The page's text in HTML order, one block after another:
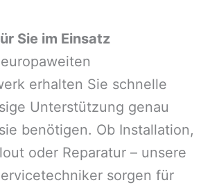
Sie im Einsatz
erhalten Sie schnelle
Unterstützung genau
benötigen. Ob Installation,
oder Reparatur – unsere
sorgen für